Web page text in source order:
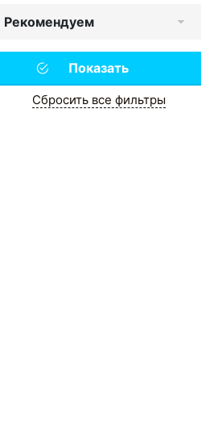
Рекомендуем
Сбросить все фильтры